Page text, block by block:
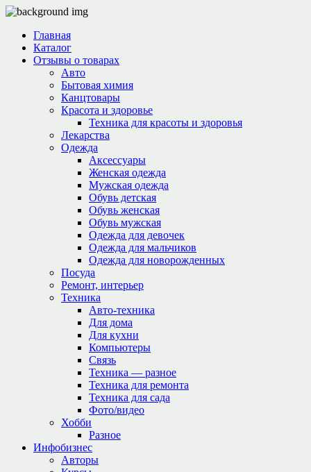
Главная
Каталог
Отзывы о товарах
Авто
Бытовая химия
Канцтовары
Красота и здоровье
Техника для красоты и здоровья
Лекарства
Одежда
Аксессуары
Женская одежда
Мужская одежда
Обувь детская
Обувь женская
Обувь мужская
Одежда для девочек
Одежда для мальчиков
Одежда для новорожденных
Посуда
Ремонт, интерьер
Техника
Авто-техника
Для дома
Для кухни
Компьютеры
Связь
Техника — разное
Техника для ремонта
Техника для сада
Фото/видео
Хобби
Разное
Инфобизнес
Авторы